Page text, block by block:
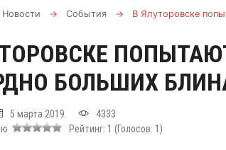
Новости → События →
В Ялуторовске
БОЛЬШИХ
5 марта 2019
4333
Рейтинг: 1 (Голосов: 1 )